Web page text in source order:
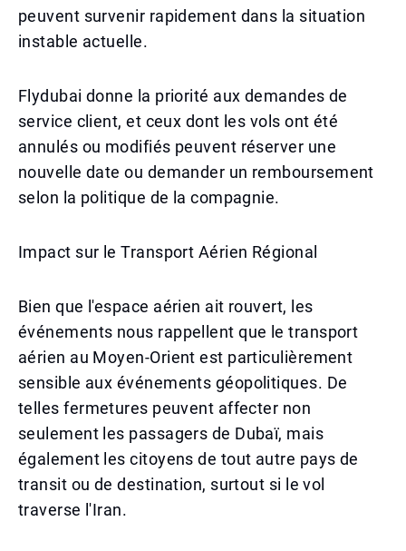
peuvent survenir rapidement dans la situation
instable actuelle.
Flydubai donne la priorité aux demandes de
service client, et ceux dont les vols ont été
annulés ou modifiés peuvent réserver une
nouvelle date ou demander un remboursement
selon la politique de la compagnie.
Impact sur le Transport Aérien Régional
Bien que l'espace aérien ait rouvert, les
événements nous rappellent que le transport
aérien au Moyen-Orient est particulièrement
sensible aux événements géopolitiques. De
telles fermetures peuvent affecter non
seulement les passagers de Dubaï, mais
également les citoyens de tout autre pays de
transit ou de destination, surtout si le vol
traverse l'Iran.